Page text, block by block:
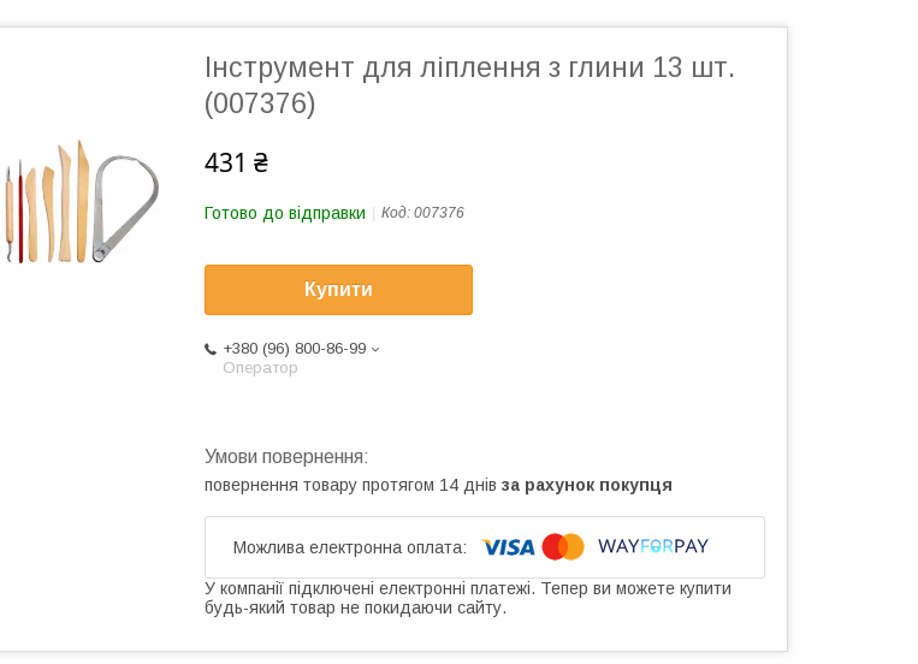
Інструмент для ліплення з глини 13 шт.
(007376)
431 ₴
Готово до відправки Код: 007376
Купити
+380 (96) 800-86-99
Оператор
повернення товару протягом 14 днів за рахунок покупця
У компанії підключені електронні платежі. Тепер ви можете купити
будь-який товар не покидаючи сайту.